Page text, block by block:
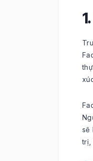
sẽ
trị,